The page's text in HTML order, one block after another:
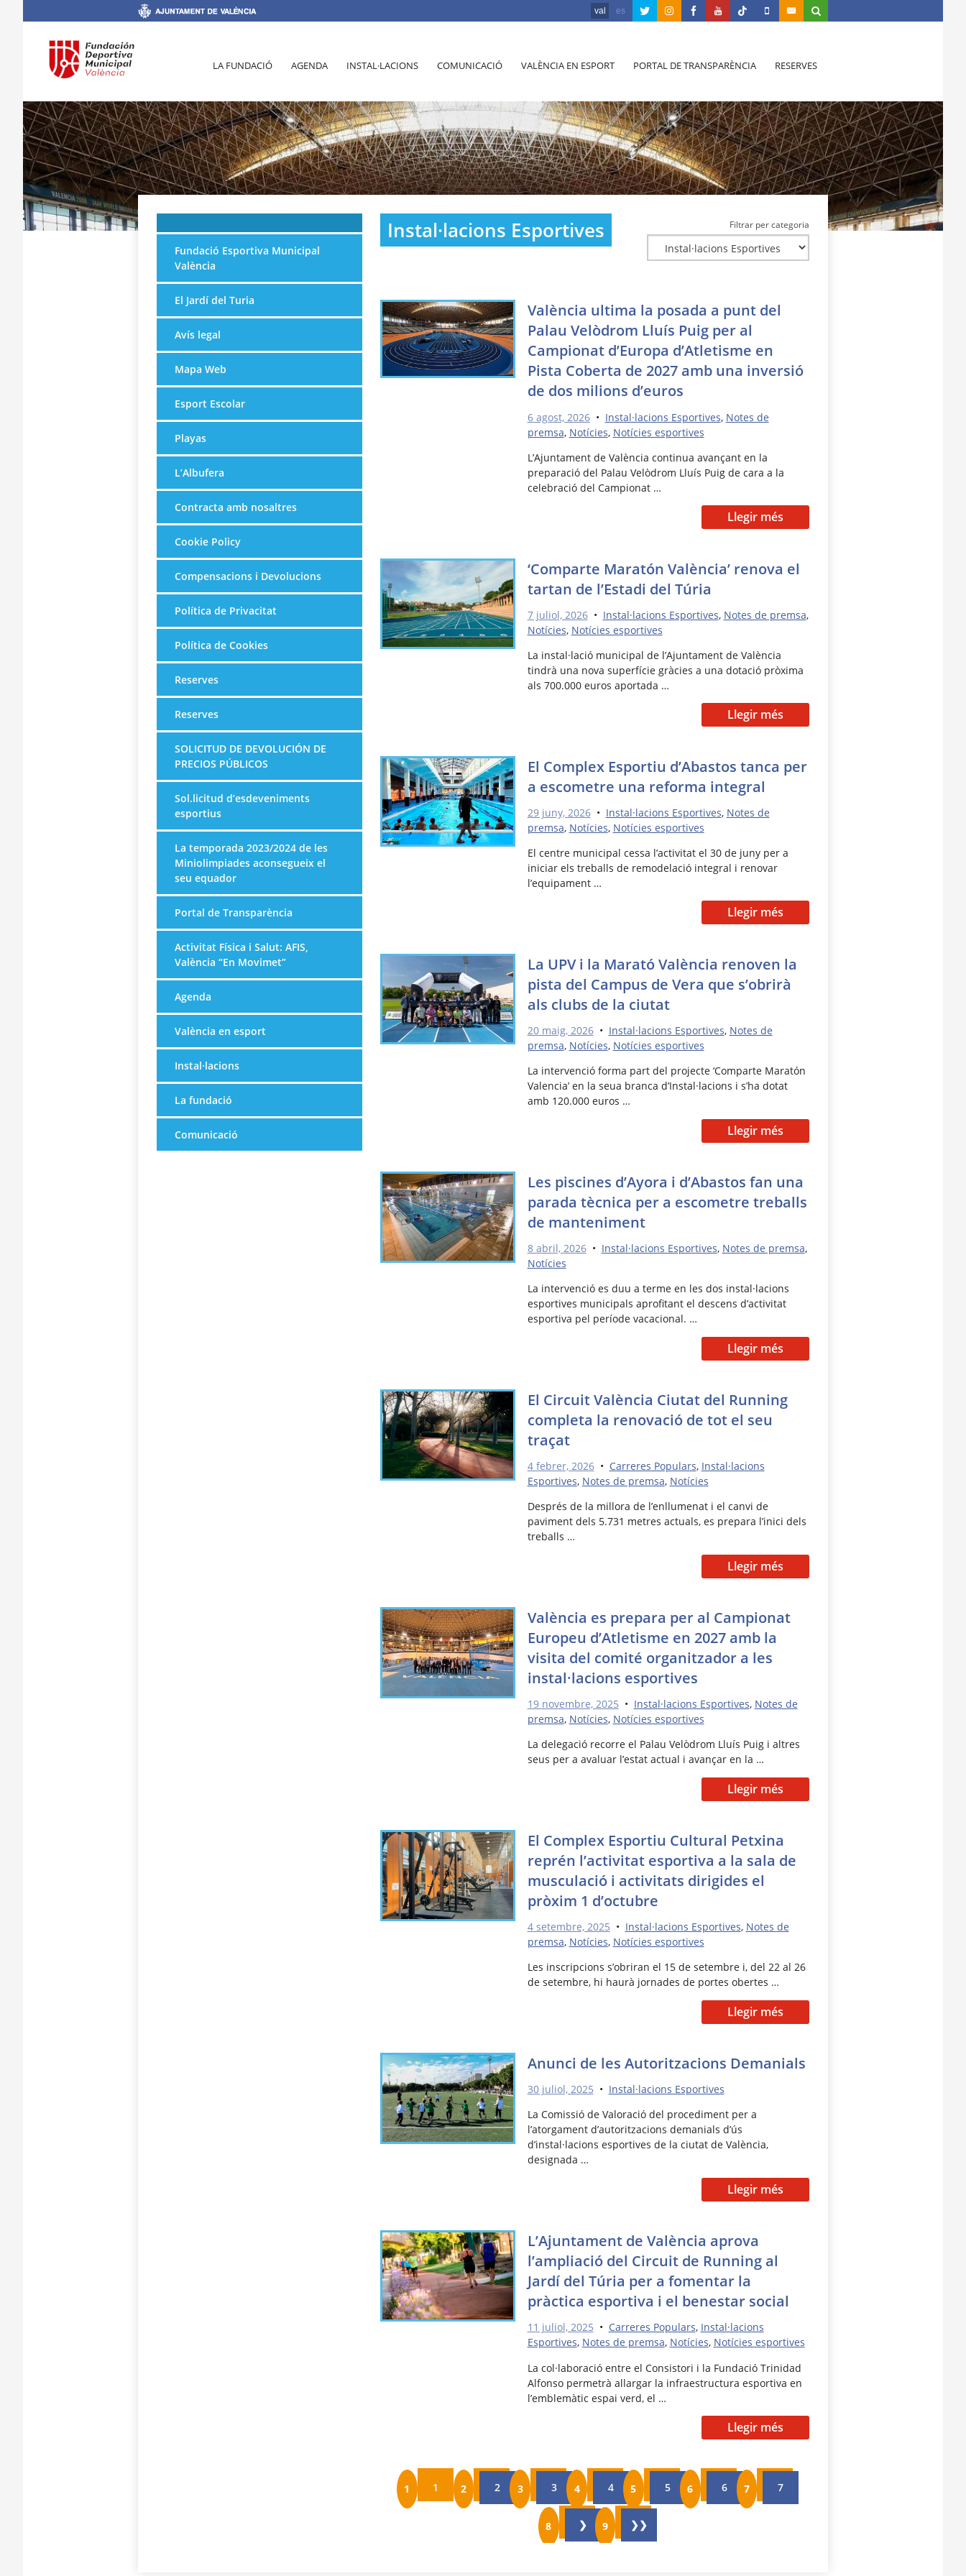
val es
LA FUNDACIÓ AGENDA INSTAL·LACIONS COMUNICACIÓ VALÈNCIA EN ESPORT PORTAL DE TRANSPARÈNCIA RESERVES
Instal·lacions Esportives Filtrar per categoria
València ultima la posada a punt del
Palau Velòdrom Lluís Puig per al
Campionat d’Europa d’Atletisme en
Pista Coberta de 2027 amb una inversió
de dos milions d’euros
6 agost, 2026• Instal·lacions Esportives, Notes de
premsa, Notícies, Notícies esportives
L’Ajuntament de València continua avançant en la
preparació del Palau Velòdrom Lluís Puig de cara a la
celebració del Campionat …
Llegir més
‘Comparte Maratón València’ renova el
tartan de l’Estadi del Túria
7 juliol, 2026• Instal·lacions Esportives, Notes de premsa,
Notícies, Notícies esportives
La instal·lació municipal de l’Ajuntament de València
tindrà una nova superfície gràcies a una dotació pròxima
als 700.000 euros aportada …
Llegir més
El Complex Esportiu d’Abastos tanca per
a escometre una reforma integral
29 juny, 2026• Instal·lacions Esportives, Notes de
premsa, Notícies, Notícies esportives
El centre municipal cessa l’activitat el 30 de juny per a
iniciar els treballs de remodelació integral i renovar
l’equipament …
Llegir més
La UPV i la Marató València renoven la
pista del Campus de Vera que s’obrirà
als clubs de la ciutat
20 maig, 2026• Instal·lacions Esportives, Notes de
premsa, Notícies, Notícies esportives
La intervenció forma part del projecte ‘Comparte Maratón
Valencia’ en la seua branca d’Instal·lacions i s’ha dotat
amb 120.000 euros …
Llegir més
Les piscines d’Ayora i d’Abastos fan una
parada tècnica per a escometre treballs
de manteniment
8 abril, 2026• Instal·lacions Esportives, Notes de premsa,
Notícies
La intervenció es duu a terme en les dos instal·lacions
esportives municipals aprofitant el descens d’activitat
esportiva pel període vacacional. …
Llegir més
El Circuit València Ciutat del Running
completa la renovació de tot el seu
traçat
4 febrer, 2026• Carreres Populars, Instal·lacions
Esportives, Notes de premsa, Notícies
Després de la millora de l’enllumenat i el canvi de
paviment dels 5.731 metres actuals, es prepara l’inici dels
treballs …
Llegir més
València es prepara per al Campionat
Europeu d’Atletisme en 2027 amb la
visita del comité organitzador a les
instal·lacions esportives
19 novembre, 2025 • Instal·lacions Esportives, Notes de
premsa, Notícies, Notícies esportives
La delegació recorre el Palau Velòdrom Lluís Puig i altres
seus per a avaluar l’estat actual i avançar en la …
Llegir més
El Complex Esportiu Cultural Petxina
reprén l’activitat esportiva a la sala de
musculació i activitats dirigides el
pròxim 1 d’octubre
4 setembre, 2025 • Instal·lacions Esportives, Notes de
premsa, Notícies, Notícies esportives
Les inscripcions s’obriran el 15 de setembre i, del 22 al 26
de setembre, hi haurà jornades de portes obertes …
Llegir més
Anunci de les Autoritzacions Demanials
30 juliol, 2025 • Instal·lacions Esportives
La Comissió de Valoració del procediment per a
l’atorgament d’autoritzacions demanials d’ús
d’instal·lacions esportives de la ciutat de València,
designada …
Llegir més
L’Ajuntament de València aprova
l’ampliació del Circuit de Running al
Jardí del Túria per a fomentar la
pràctica esportiva i el benestar social
11 juliol, 2025 • Carreres Populars, Instal·lacions
Esportives, Notes de premsa, Notícies, Notícies esportives
La col·laboració entre el Consistori i la Fundació Trinidad
Alfonso permetrà allargar la infraestructura esportiva en
l’emblemàtic espai verd, el …
Llegir més
1 2 3 4 5 6 7
❯ ❯❯
Fundació Esportiva Municipal
València
El Jardí del Turia
Avís legal
Mapa Web
Esport Escolar
Playas
L’Albufera
Contracta amb nosaltres
Cookie Policy
Compensacions i Devolucions
Política de Privacitat
Política de Cookies
Reserves
Reserves
SOLICITUD DE DEVOLUCIÓN DE
PRECIOS PÚBLICOS
Sol.licitud d’esdeveniments
esportius
La temporada 2023/2024 de les
Miniolimpiades aconsegueix el
seu equador
Portal de Transparència
Activitat Física i Salut: AFIS,
València “En Movimet”
Agenda
València en esport
Instal·lacions
La fundació
Comunicació